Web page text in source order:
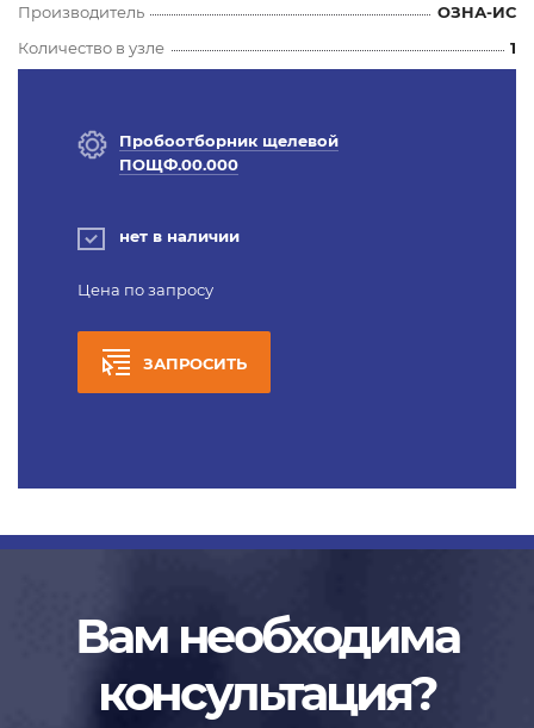
Производитель
ОЗНА-ИС
Количество в узле
1
Пробоотборник щелевой
ПОЩФ.00.000
нет в наличии
Цена по запросу
ЗАПРОСИТЬ
Вам необходима
консультация?